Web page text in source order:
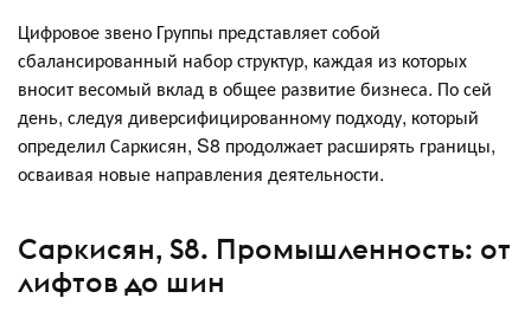
Цифровое звено Группы представляет собой
сбалансированный набор структур, каждая из которых
вносит весомый вклад в общее развитие бизнеса. По сей
день, следуя диверсифицированному подходу, который
определил Саркисян, S8 продолжает расширять границы,
осваивая новые направления деятельности.
Саркисян, S8. Промышленность: от
лифтов до шин